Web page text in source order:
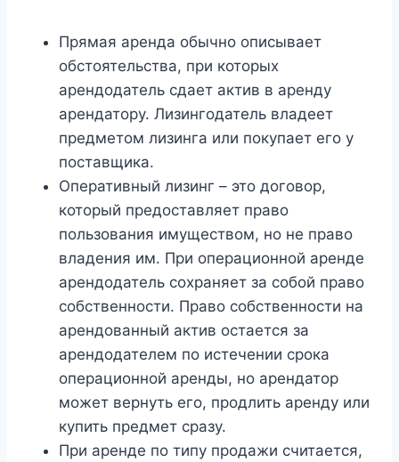
Прямая аренда обычно описывает
обстоятельства, при которых
арендодатель сдает актив в аренду
арендатору. Лизингодатель владеет
предметом лизинга или покупает его у
поставщика.
Оперативный лизинг – это договор,
который предоставляет право
пользования имуществом, но не право
владения им. При операционной аренде
арендодатель сохраняет за собой право
собственности. Право собственности на
арендованный актив остается за
арендодателем по истечении срока
операционной аренды, но арендатор
может вернуть его, продлить аренду или
купить предмет сразу.
При аренде по типу продажи считается,